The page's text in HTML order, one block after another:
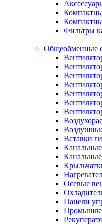
Фильтры
Общеобменные
Вставки
Канальные
Осевые
Панели